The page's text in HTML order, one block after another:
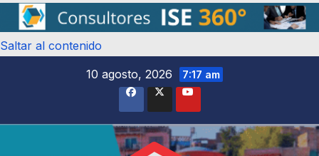
Saltar al contenido
10 agosto, 2026
7:17 am